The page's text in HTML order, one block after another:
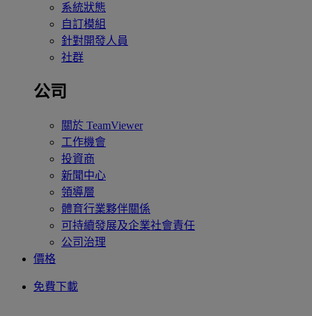
系統狀態
自訂模組
針對開發人員
社群
公司
關於 TeamViewer
工作機會
投資商
新聞中心
領導層
體育行業夥伴關係
可持續發展及企業社會責任
公司治理
價格
免費下載